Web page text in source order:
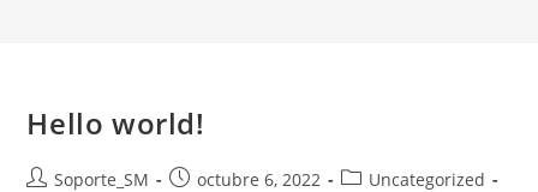
Hello world!
Soporte_SM octubre 6, 2022
Uncategorized